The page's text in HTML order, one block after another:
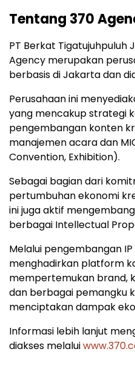
Tentang 370
PT Berkat Tigatujuhpuluh
Agency merupakan
berbasisdiJakartadan
Perusahaanini
yang mencakupstrategi
pengembangan konten
manajemenacaradan
Convention, Exhibition).
Sebagai bagiandari
pertumbuhanekonomi
inijugaaktif
berbagai Intellectual
Melalui pengembangan IP
menghadirkan platform
mempertemukan brand,
dan berbagai pemangku
menciptakandampak
Informasi lebih lanjut
diakses melaluiwww.370.